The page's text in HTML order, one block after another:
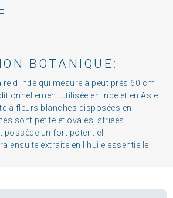
BOTANIQUE:
d’Inde qui mesure à peut près 60 cm
utilisée en Inde et en Asie
à fleurs blanches disposées en
sont petite et ovales, striées,
possède un fort potentiel
ensuite extraite en l’huile essentielle